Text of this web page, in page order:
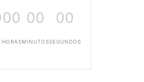
00
HORAS
00
MINUTOS
00
SEGUNDOS